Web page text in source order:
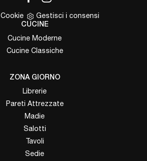
Cookie Gestisci i consensi
CUCINE
Cucine Moderne
Cucine Classiche
ZONA GIORNO
Librerie
Pareti Attrezzate
Madie
Salotti
Tavoli
Sedie